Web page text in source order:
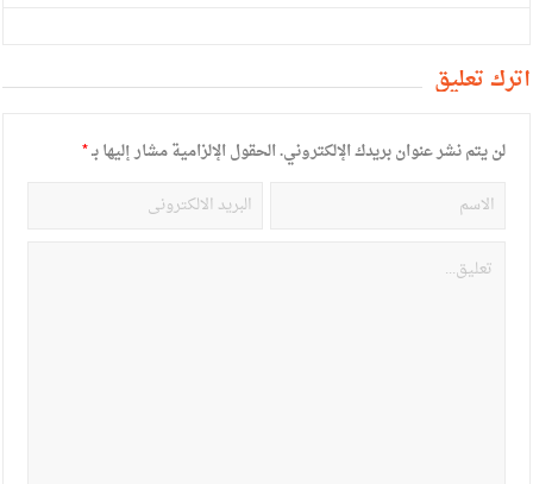
أترك تعليق
لن يتم نشر عنوان بريدك الإلكتروني.الحقول الإلزامية مشار إليها بـ*